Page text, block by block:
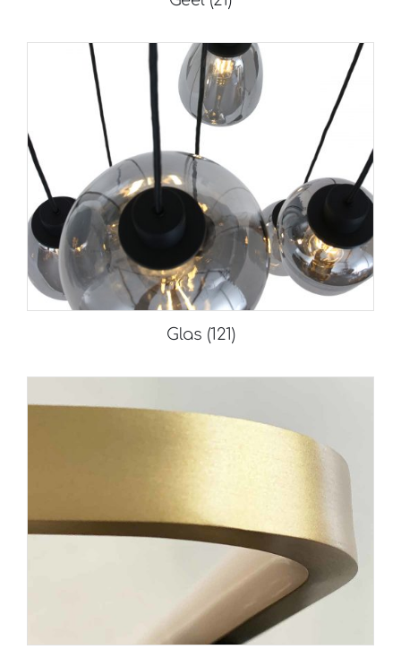
Glas (121)